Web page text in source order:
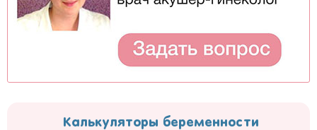
Калькуляторы беременности